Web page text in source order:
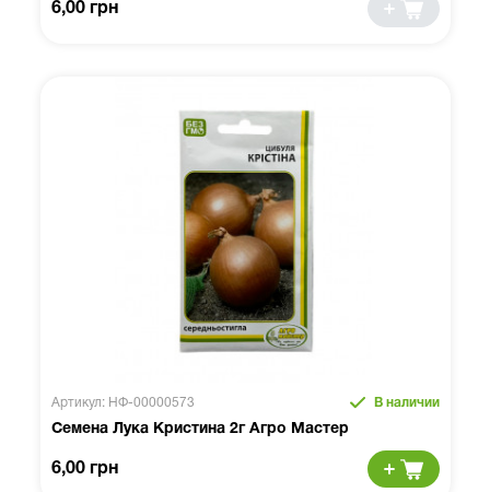
6,00 грн
Артикул: НФ-00000573 В наличии
Семена Лука Кристина 2г Агро Мастер
6,00 грн